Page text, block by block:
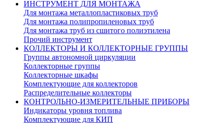
ИНСТРУМЕНТ ДЛЯ МОНТАЖА
Для монтажа металлопластиковых труб
Для монтажа полипропиленовых труб
Для монтажа труб из сшитого полиэтилена
Прочий инструмент
КОЛЛЕКТОРЫ И КОЛЛЕКТОРНЫЕ ГРУППЫ
Группы автономной циркуляции
Коллекторные группы
Коллекторные шкафы
Комплектующие для коллекторов
Распределительные коллекторы
КОНТРОЛЬНО-ИЗМЕРИТЕЛЬНЫЕ ПРИБОРЫ
Индикаторы уровня топлива
Комплектующие для КИП